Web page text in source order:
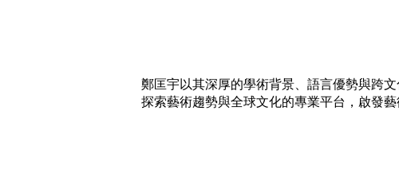
鄭匡宇以其深厚的學術背景、語言優勢與跨
探索藝術趨勢與全球文化的專業平台，啟發藝